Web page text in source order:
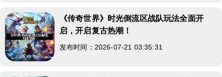
《传奇世界》时光倒流区战队玩法全面开
启，开启复古热潮！
发布时间：2026-07-21 03:35:31